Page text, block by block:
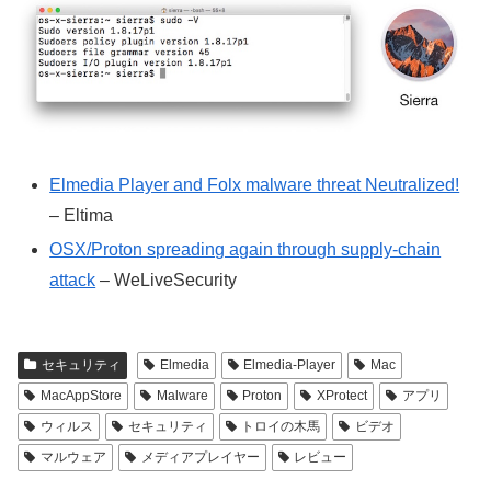
Elmedia Player and Folx malware threat Neutralized!
– Eltima
OSX/Proton spreading again through supply-chain
attack – WeLiveSecurity
セキュリティ Elmedia Elmedia-Player
Mac
MacAppStore
Malware Proton XProtect
アプリ
ウィルス
セキュリティ トロイの木馬
ビデオ
マルウェア
メディアプレイヤー レビュー